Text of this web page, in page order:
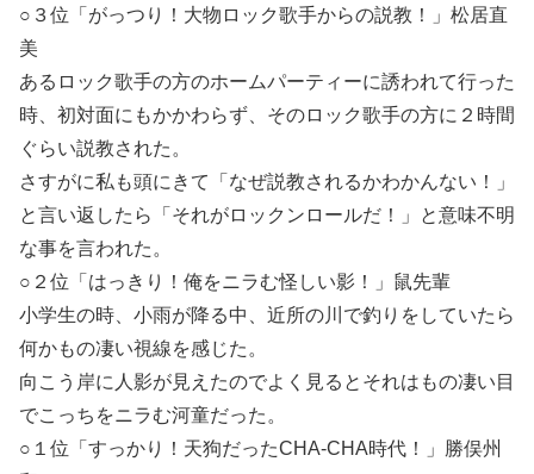
○３位「がっつり！大物ロック歌手からの説教！」松居直
美
あるロック歌手の方のホームパーティーに誘われて行った
時、初対面にもかかわらず、そのロック歌手の方に２時間
ぐらい説教された。
さすがに私も頭にきて「なぜ説教されるかわかんない！」
と言い返したら「それがロックンロールだ！」と意味不明
な事を言われた。
○２位「はっきり！俺をニラむ怪しい影！」鼠先輩
小学生の時、小雨が降る中、近所の川で釣りをしていたら
何かもの凄い視線を感じた。
向こう岸に人影が見えたのでよく見るとそれはもの凄い目
でこっちをニラむ河童だった。
○１位「すっかり！天狗だったCHA-CHA時代！」勝俣州